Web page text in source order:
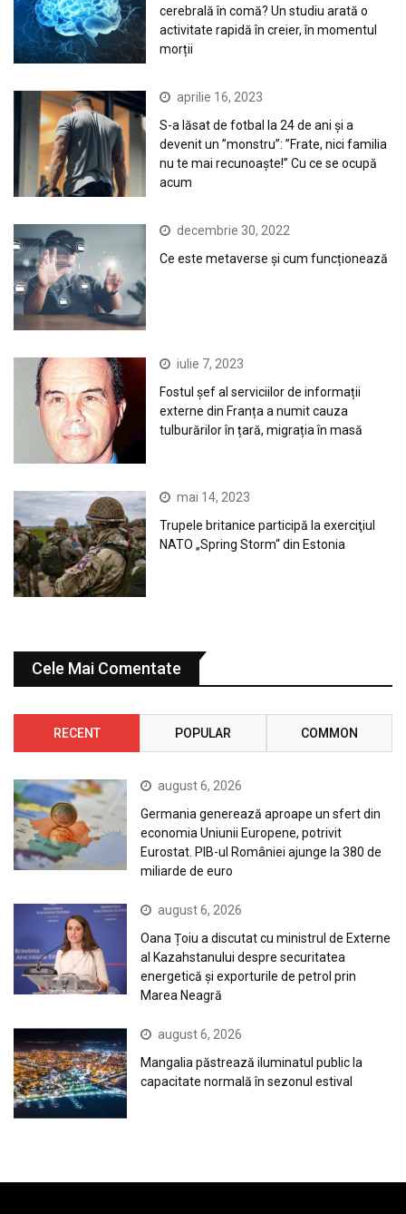
cerebrală în comă? Un studiu arată o
activitate rapidă în creier, în momentul
morții
aprilie 16, 2023
S-a lăsat de fotbal la 24 de ani și a
devenit un ”monstru”: ”Frate, nici familia
nu te mai recunoaște!” Cu ce se ocupă
acum
decembrie 30, 2022
Ce este metaverse și cum funcționează
iulie 7, 2023
Fostul șef al serviciilor de informații
externe din Franța a numit cauza
tulburărilor în țară, migrația în masă
mai 14, 2023
Trupele britanice participă la exerciţiul
NATO „Spring Storm“ din Estonia
Cele Mai Comentate
RECENT POPULAR COMMON
august 6, 2026
Germania generează aproape un sfert din
economia Uniunii Europene, potrivit
Eurostat. PIB-ul României ajunge la 380 de
miliarde de euro
august 6, 2026
Oana Țoiu a discutat cu ministrul de Externe
al Kazahstanului despre securitatea
energetică și exporturile de petrol prin
Marea Neagră
august 6, 2026
Mangalia păstrează iluminatul public la
capacitate normală în sezonul estival